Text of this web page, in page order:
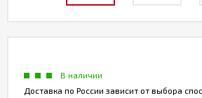
В наличии
Доставка по России зависит от выбора